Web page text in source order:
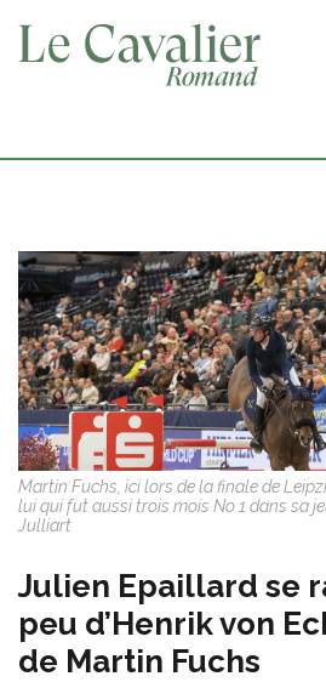
Martin Fuchs, ici lors de la finale de
lui qui fut aussi trois mois No 1 dans sa
Julliart
Julien Epaillard se
peu d’Henrik von
de Martin Fuchs